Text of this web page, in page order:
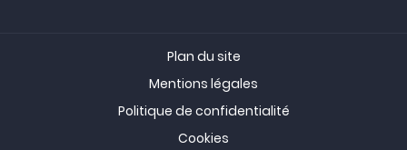
Plan du site
Mentions légales
Politique de confidentialité
Cookies